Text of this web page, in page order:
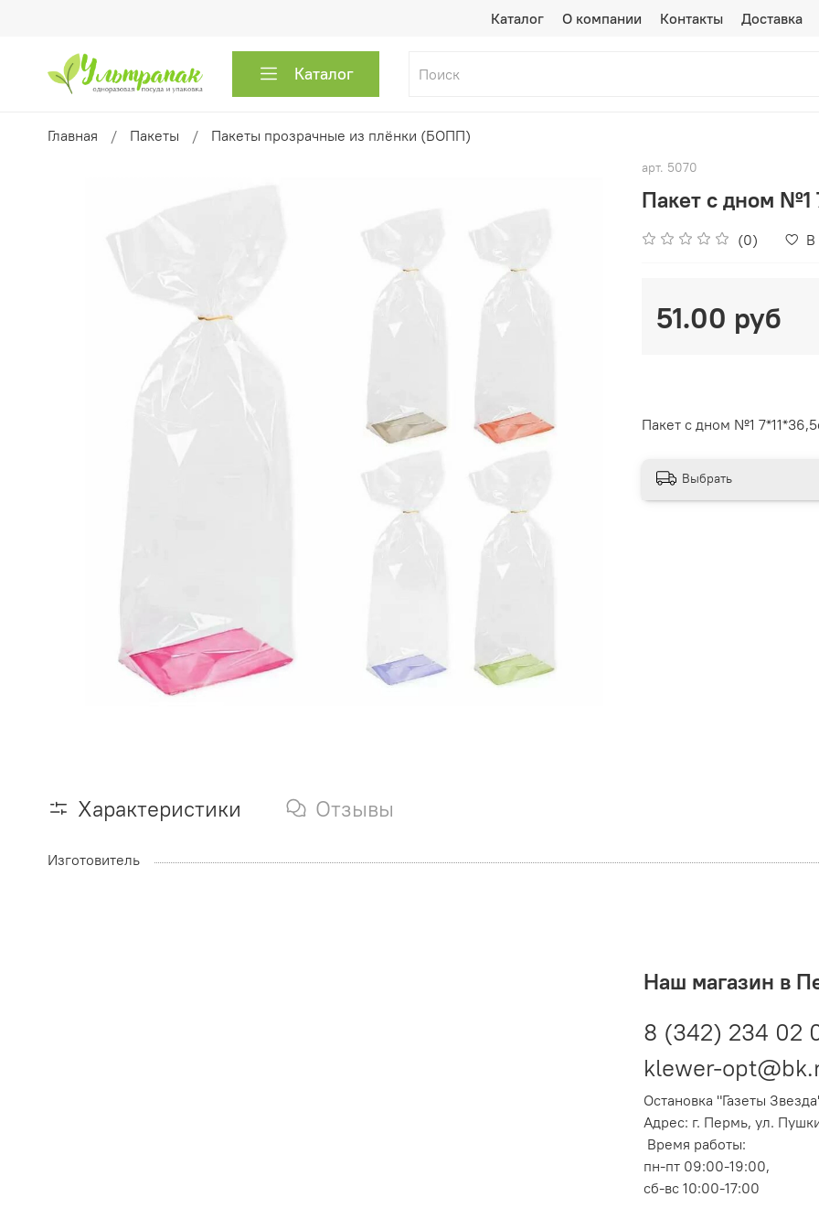
Каталог О компании Контакты Доставка
Каталог
Главная Пакеты Пакеты прозрачные из плёнки (БОПП)
арт. 5070
Пакет с дном №1
(0) В
51.00 руб
Пакет с дном №1
Выбрать
Характеристики Отзывы
Изготовитель
Наш магазин в
8 (342) 234 02
klewer-
Остановка "Газеты
Адрес: г. Пермь, ул.
Время работы:
пн-пт 09:00-19:00,
сб-вс 10:00-17:00